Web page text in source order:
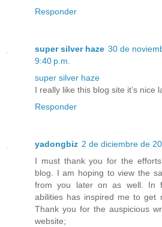
Responder
super silver haze 30 de
9:40 p.m.
super silver haze
I really like this blog site it’s nice
Responder
yadongbiz 2 de diciembre de
I must thank you for the
blog. I am hoping to view the
from you later on as well. In
abilities has inspired me to get
Thank you for the auspicious
website;